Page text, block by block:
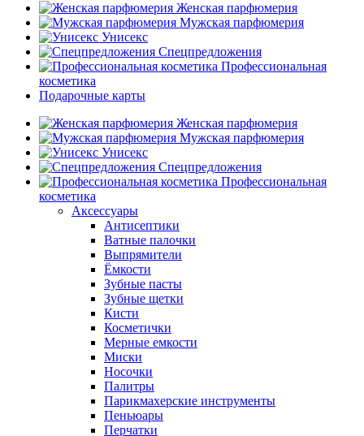
Женская парфюмерия
Мужская парфюмерия
Унисекс
Спецпредложения
Профессиональная
косметика
Подарочные карты
Женская парфюмерия
Мужская парфюмерия
Унисекс
Спецпредложения
Профессиональная
косметика
Аксессуары
Антисептики
Ватные палочки
Выпрямители
Ёмкости
Зубные пасты
Зубные щетки
Кисти
Косметички
Мерные емкости
Миски
Носочки
Палитры
Парикмахерские инструменты
Пеньюары
Перчатки